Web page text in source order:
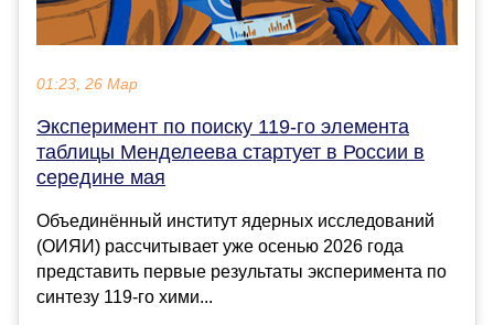
01:23, 26 Мар
Эксперимент по поиску 119-го элемента
таблицы Менделеева стартует в России в
середине мая
Объединённый институт ядерных исследований
(ОИЯИ) рассчитывает уже осенью 2026 года
представить первые результаты эксперимента по
синтезу 119-го хими...